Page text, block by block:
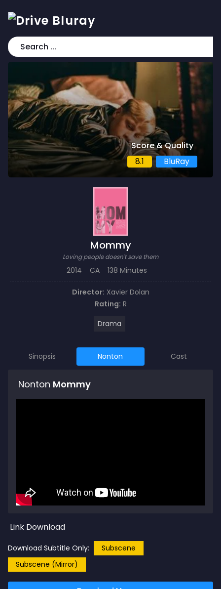
Score & Quality
8.1
BluRay
Mommy
Loving people doesn't save them
2014 CA 138 Minutes
Director: Xavier Dolan
Rating: R
Drama
Sinopsis Nonton Cast
Nonton Mommy
Link Download
Download Subtitle Only:
Subscene
Subscene (Mirror)